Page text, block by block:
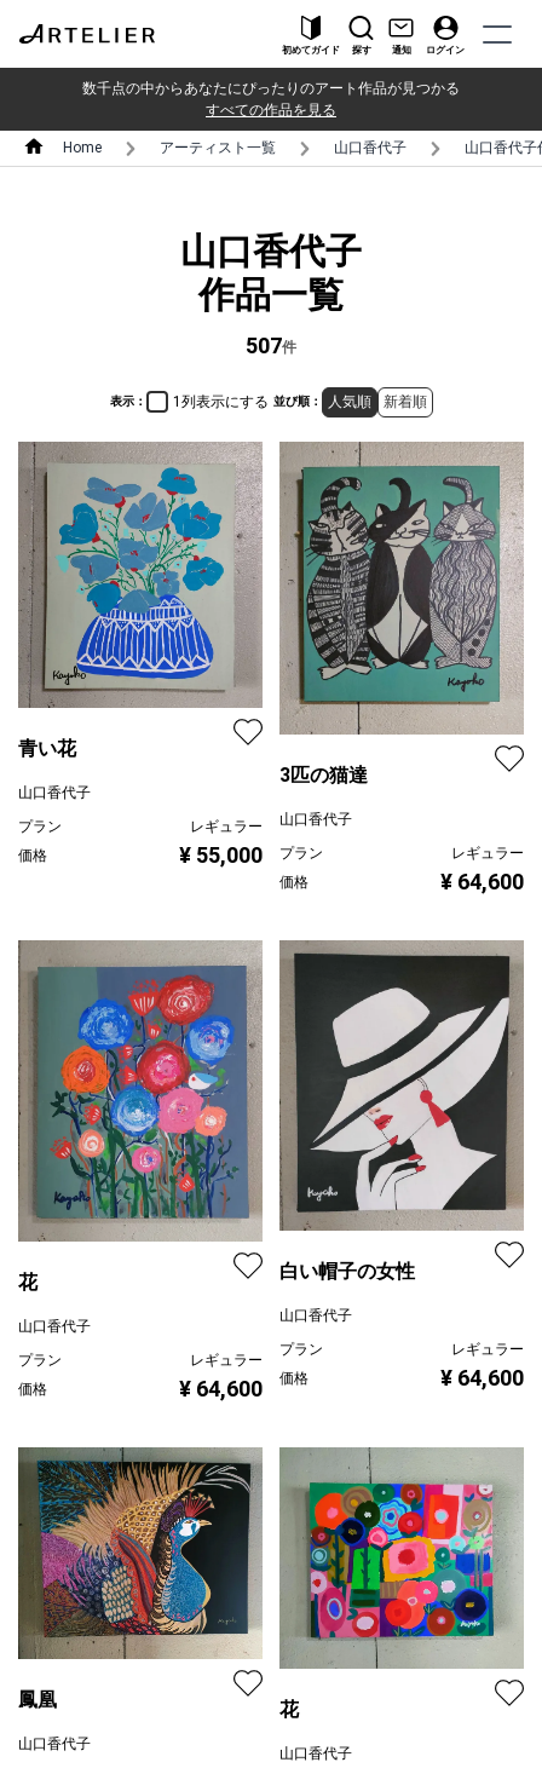
初めてガイド 探す 通知 ログイン
数千点の中からあなたにぴったりのアート作品が見つかる
すべての作品を見る
Home アーティスト一覧 山口香代子 山口香代子
山口香代子
作品一覧
507件
表示： 1列表示にする 並び順： 人気順 新着順
青い花
山口香代子
プラン
レギュラー
価格
¥ 55,000
3匹の猫達
山口香代子
プラン
レギュラー
価格
¥ 64,600
花
山口香代子
プラン
レギュラー
価格
¥ 64,600
白い帽子の女性
山口香代子
プラン
レギュラー
価格
¥ 64,600
鳳凰
山口香代子
花
山口香代子